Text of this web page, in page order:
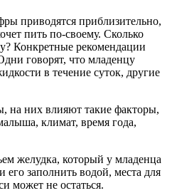
приводятся приблизительно,
пить по-своему. Сколько
Конкретные рекомендации
говорят, что младенцу
в течение суток, другие
на них влияют такие факторы,
климат, время года,
желудка, который у младенца
его заполнить водой, места для
может не остаться.